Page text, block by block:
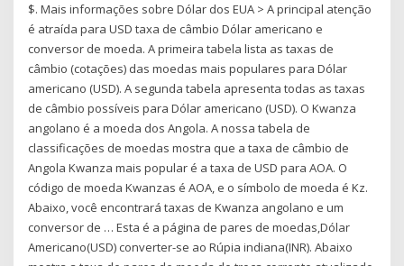
$. Mais informações sobre Dólar dos EUA > A principal atenção
é atraída para USD taxa de câmbio Dólar americano e
conversor de moeda. A primeira tabela lista as taxas de
câmbio (cotações) das moedas mais populares para Dólar
americano (USD). A segunda tabela apresenta todas as taxas
de câmbio possíveis para Dólar americano (USD). O Kwanza
angolano é a moeda dos Angola. A nossa tabela de
classificações de moedas mostra que a taxa de câmbio de
Angola Kwanza mais popular é a taxa de USD para AOA. O
código de moeda Kwanzas é AOA, e o símbolo de moeda é Kz.
Abaixo, você encontrará taxas de Kwanza angolano e um
conversor de … Esta é a página de pares de moedas,Dólar
Americano(USD) converter-se ao Rúpia indiana(INR). Abaixo